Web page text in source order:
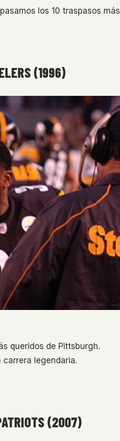
los 10 traspasos más
(1996)
queridos de Pittsburgh.
legendaria.
(2007)